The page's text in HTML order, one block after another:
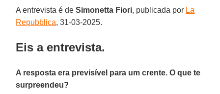
A entrevista é deSimonetta Fiori, publicada por La
Repubblica, 31-03-2025.
Eis a entrevista.
A resposta era previsível para um crente. O que te
surpreendeu?